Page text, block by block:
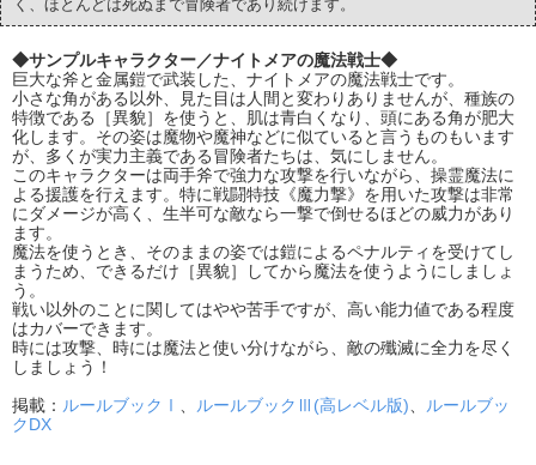
く、ほとんどは死ぬまで冒険者であり続けます。
◆サンプルキャラクター／ナイトメアの魔法戦士◆
巨大な斧と金属鎧で武装した、ナイトメアの魔法戦士です。
小さな角がある以外、見た目は人間と変わりありませんが、種族の
特徴である［異貌］を使うと、肌は青白くなり、頭にある角が肥大
化します。その姿は魔物や魔神などに似ていると言うものもいます
が、多くが実力主義である冒険者たちは、気にしません。
このキャラクターは両手斧で強力な攻撃を行いながら、操霊魔法に
よる援護を行えます。特に戦闘特技《魔力撃》を用いた攻撃は非常
にダメージが高く、生半可な敵なら一撃で倒せるほどの威力があり
ます。
魔法を使うとき、そのままの姿では鎧によるペナルティを受けてし
まうため、できるだけ［異貌］してから魔法を使うようにしましょ
う。
戦い以外のことに関してはやや苦手ですが、高い能力値である程度
はカバーできます。
時には攻撃、時には魔法と使い分けながら、敵の殲滅に全力を尽く
しましょう！
掲載： ルールブックⅠ 、 ルールブックⅢ(高レベル版)、 ルールブッ
クDX